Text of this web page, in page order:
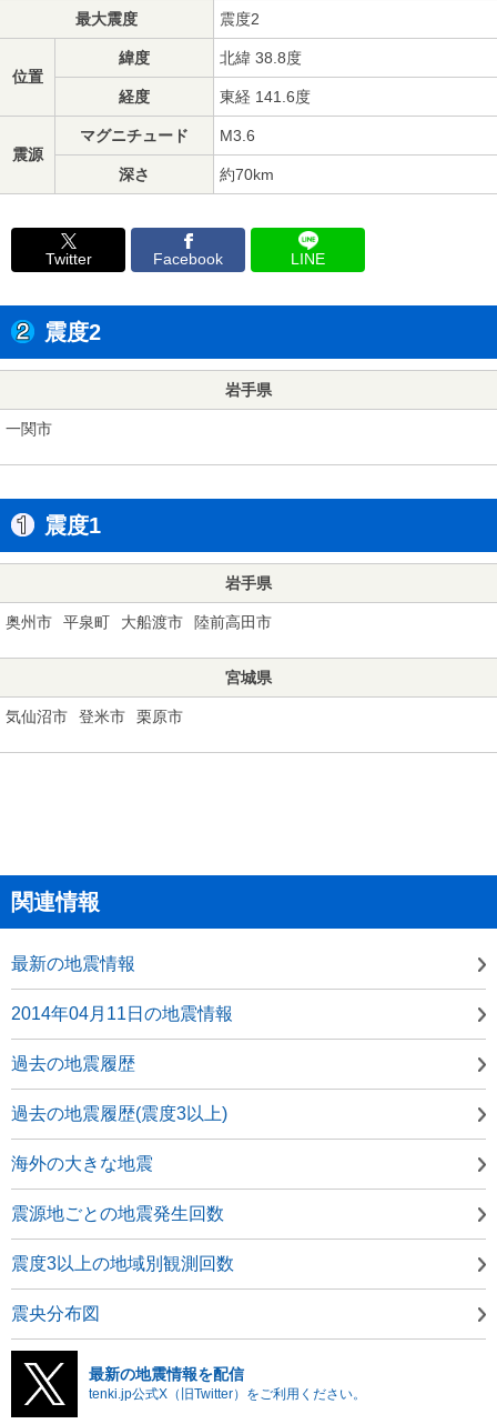
最大震度 震度2
位置
緯度 北緯 38.8度
経度 東経 141.6度
震源
マグニチュード M3.6
深さ 約70km
Twitter Facebook LINE
震度2
岩手県
一関市
震度1
岩手県
奥州市 平泉町 大船渡市 陸前高田市
宮城県
気仙沼市 登米市 栗原市
関連情報
最新の地震情報
2014年04月11日の地震情報
過去の地震履歴
過去の地震履歴(震度3以上)
海外の大きな地震
震源地ごとの地震発生回数
震度3以上の地域別観測回数
震央分布図
最新の地震情報を配信
tenki.jp公式X（旧Twitter）をご利用ください。